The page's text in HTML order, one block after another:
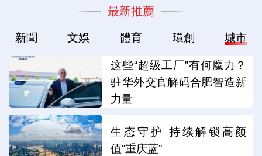
最新推薦
新聞 文娛 體育 環創 城市
这些“超级工厂”有何魔力？
驻华外交官解码合肥智造新
力量
生态守护 持续解锁高颜
值“重庆蓝”